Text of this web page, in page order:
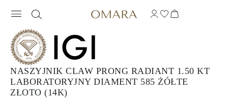
NASZYJNIK CLAW PRONG RADIANT 1.50 KT
LABORATORYJNY DIAMENT 585 ŻÓŁTE
ZŁOTO (14K)